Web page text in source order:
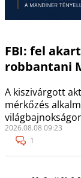
FBI: fel
robbantani
A kiszivárgott
mérkőzés
2026.08.08 09:23
1